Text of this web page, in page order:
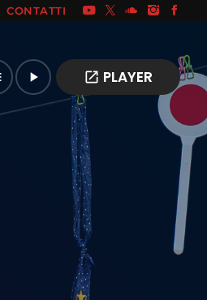
CONTATTI
play_arrow open_in_new PLAYER